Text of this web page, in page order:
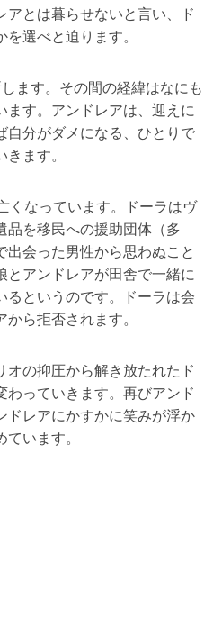
アとは暮らせないと言い、ド
選べと迫ります。
ます。その間の経緯はなにも
ます。アンドレアは、迎えに
自分がダメになる、ひとりで
ます。
くなっています。ドーラはヴ
品を移民への援助団体（多
出会った男性から思わぬこと
とアンドレアが田舎で一緒に
るというのです。ドーラは会
ら拒否されます。
オの抑圧から解き放たれたド
わっていきます。再びアンド
ドレアにかすかに笑みが浮か
います。